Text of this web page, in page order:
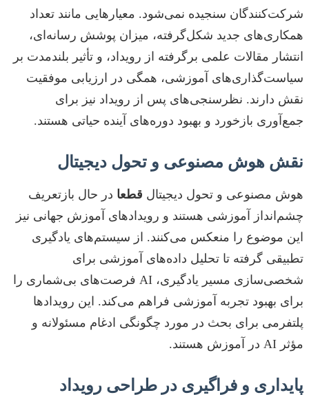
شرکت‌کنندگان سنجیده نمی‌شود. معیارهایی مانند تعداد
همکاری‌های جدید شکل‌گرفته، میزان پوشش رسانه‌ای،
انتشار مقالات علمی برگرفته از رویداد، و تأثیر بلندمدت بر
سیاست‌گذاری‌های آموزشی، همگی در ارزیابی موفقیت
نقش دارند. نظرسنجی‌های پس از رویداد نیز برای
جمع‌آوری بازخورد و بهبود دوره‌های آینده حیاتی هستند.
نقش هوش مصنوعی و تحول دیجیتال
هوش مصنوعی و تحول دیجیتال قطعا در حال بازتعریف
چشم‌انداز آموزشی هستند و رویدادهای آموزش جهانی نیز
این موضوع را منعکس می‌کنند. از سیستم‌های یادگیری
تطبیقی گرفته تا تحلیل داده‌های آموزشی برای
شخصی‌سازی مسیر یادگیری، AI فرصت‌های بی‌شماری را
برای بهبود تجربه آموزشی فراهم می‌کند. این رویدادها
پلتفرمی برای بحث در مورد چگونگی ادغام مسئولانه و
مؤثر AI در آموزش هستند.
پایداری و فراگیری در طراحی رویداد